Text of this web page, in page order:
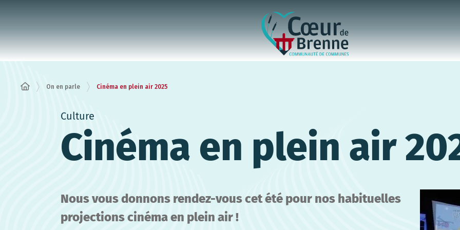
On en parle Cinéma en plein air 2025
Culture
Cinéma en plein air
Nous vous donnons rendez-vous cet été pour nos habituelles
projections cinéma en plein air !